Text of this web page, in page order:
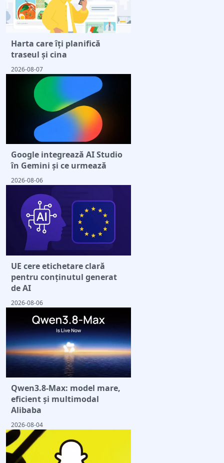
Harta care îți planifică
traseul și cina
2026-08-07
Google integrează AI Studio
în Gemini și ce urmează
2026-08-06
UE cere etichetare clară
pentru conținutul generat
de AI
2026-08-06
Qwen3.8-Max: model mare,
eficient și multimodal
Alibaba
2026-08-04